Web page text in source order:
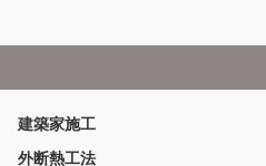
建築家施工
外断熱工法